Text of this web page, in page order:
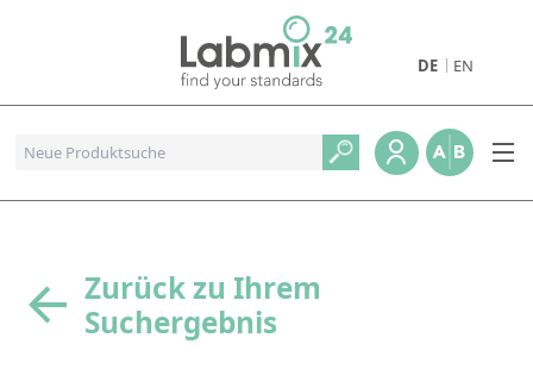
DE EN
Referenzstandards für die Industrie und Geologie
Zurück zu Ihrem
Suchergebnis